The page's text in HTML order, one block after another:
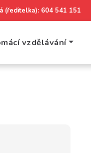
(ředitelka): 604 541 151
vzdělávání